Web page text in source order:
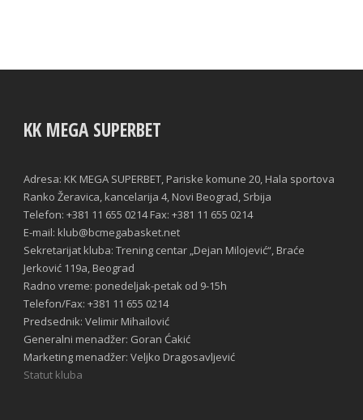
KK MEGA SUPERBET
Adresa: KK MEGA SUPERBET, Pariske komune 20, Hala sportova
Ranko Žeravica, kancelarija 4, Novi Beograd, Srbija
Telefon: +381 11 655 0214 Fax: +381 11 655 0214
E-mail: klub@bcmegabasket.net
Sekretarijat kluba: Trening centar „Dejan Milojević“, Braće
Jerković 119a, Beograd
Radno vreme: ponedeljak-petak od 9-15h
Telefon/Fax: +381 11 655 0214
Predsednik: Velimir Mihailović
Generalni menadžer: Goran Ćakić
Marketing menadžer: Veljko Dragosavljević
Statut kluba